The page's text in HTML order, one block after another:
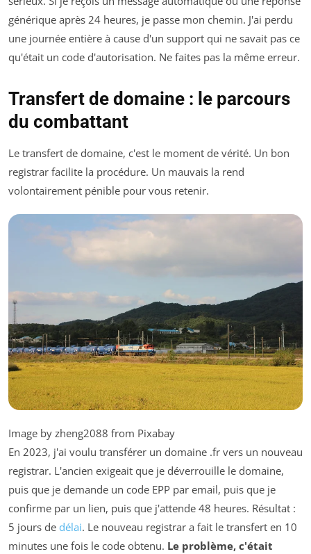
générique après 24 heures, je passe mon chemin. J'ai perdu
une journée entière à cause d'un support qui ne savait pas ce
qu'était un code d'autorisation. Ne faites pas la même erreur.
Transfert de domaine : le parcours
du combattant
Le transfert de domaine, c'est le moment de vérité. Un bon
registrar facilite la procédure. Un mauvais la rend
volontairement pénible pour vous retenir.
Image by zheng2088 from Pixabay
En 2023, j'ai voulu transférer un domaine .fr vers un nouveau
registrar. L'ancien exigeait que je déverrouille le domaine,
puis que je demande un code EPP par email, puis que je
confirme par un lien, puis que j'attende 48 heures. Résultat :
5 jours de délai. Le nouveau registrar a fait le transfert en 10
minutes une fois le code obtenu. Le problème, c'était